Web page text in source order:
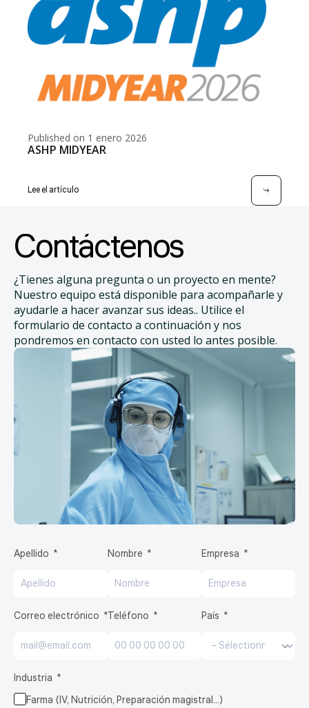
Published on 1 enero 2026
ASHP MIDYEAR
Lee el artículo
Contáctenos
¿Tienes alguna pregunta o un proyecto en mente?
Nuestro equipo está disponible para acompañarle y
ayudarle a hacer avanzar sus ideas.. Utilice el
formulario de contacto a continuación y nos
pondremos en contacto con usted lo antes posible.
Apellido Nombre Empresa
Correo electrónico Teléfono País
Industria
Farma (IV, Nutrición, Preparación magistral…)